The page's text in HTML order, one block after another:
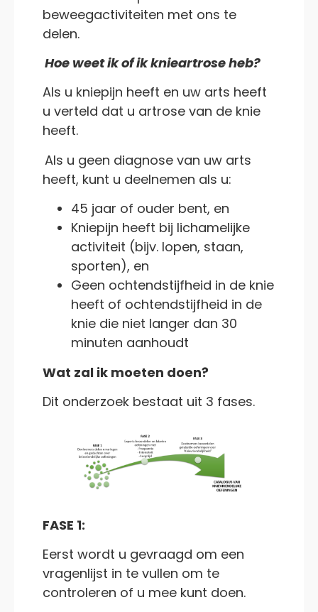
beweegactiviteiten met ons te
delen.
Hoe weet ik of ik knieartrose heb?
Als u kniepijn heeft en uw arts heeft
u verteld dat u artrose van de knie
heeft.
Als u geen diagnose van uw arts
heeft, kunt u deelnemen als u:
45 jaar of ouder bent, en
Kniepijn heeft bij lichamelijke
activiteit (bijv. lopen, staan,
sporten), en
Geen ochtendstijfheid in de knie
heeft of ochtendstijfheid in de
knie die niet langer dan 30
minuten aanhoudt
Wat zal ik moeten doen?
Dit onderzoek bestaat uit 3 fases.
FASE 1:
Eerst wordt u gevraagd om een ​​
vragenlijst in te vullen om te
controleren of u mee kunt doen.